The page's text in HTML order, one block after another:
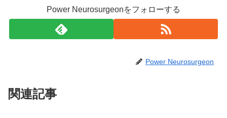
Power Neurosurgeonをフォローする
Power Neurosurgeon
関連記事